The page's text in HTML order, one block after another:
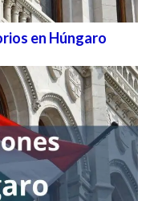
en Húngaro